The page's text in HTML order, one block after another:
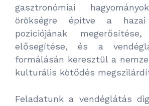
gasztronómiai
örökségre építve a hazai
pozíciójának
elősegítése, és a
formálásán keresztül a
kulturális kötődés
Feladatunk a vendéglátás